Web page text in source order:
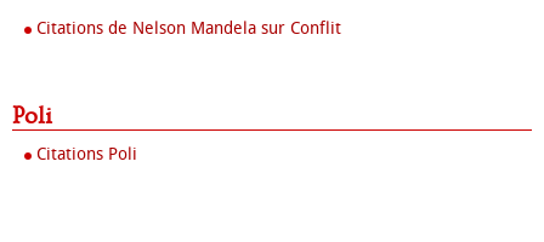
Citations de Nelson Mandela sur Conflit
Poli
Citations Poli